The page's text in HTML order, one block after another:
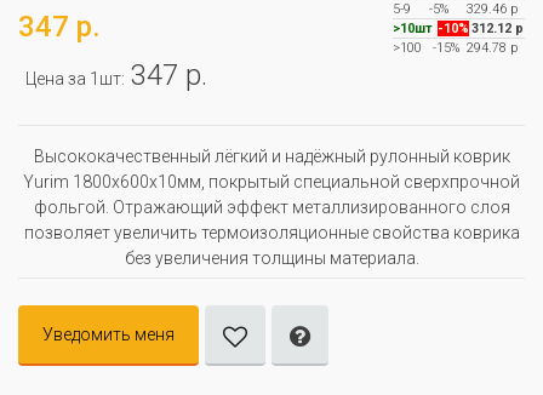
347 р.
Цена за 1шт: 347 р.
5-9
-5%
329.46 р
>10шт -10% 312.12 р
>100
-15% 294.78 р
Высококачественный лёгкий и надёжный рулонный коврик
Yurim 1800х600х10мм, покрытый специальной сверхпрочной
фольгой. Отражающий эффект металлизированного слоя
позволяет увеличить термоизоляционные свойства коврика
без увеличения толщины материала.
Уведомить меня